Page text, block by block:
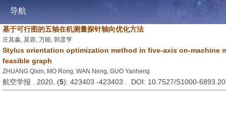
导航
基于可行图的五轴在机测量探针轴向优化方法
庄其鑫, 莫蓉, 万能, 郭彦亨
Stylus orientation optimization method in five-axis on-machine
feasible graph
ZHUANG Qixin, MO Rong, WAN Neng, GUO Yanheng
航空学报 . 2020, (5): 423403 -423403 . DOI: 10.7527/S1000-